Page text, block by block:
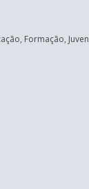
Formação,